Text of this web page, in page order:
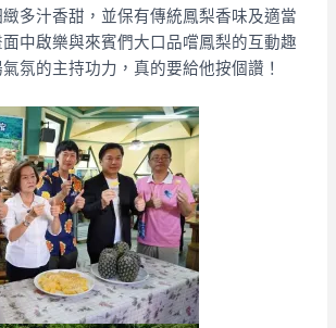
多汁香甜，並保有傳統鳳梨香味及適當
中啟樂與來賓們大口品嚐鳳梨的互動趣
氛的主持功力，真的要給他按個讚！